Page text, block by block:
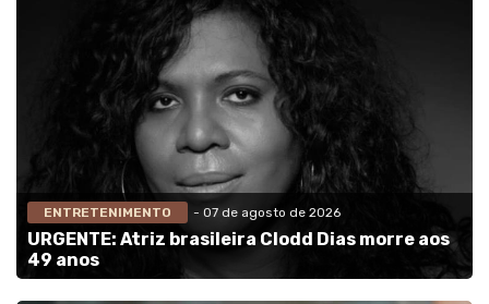
ENTRETENIMENTO - 07 de agosto de 2026
URGENTE: Atriz brasileira Clodd Dias morre aos
49 anos